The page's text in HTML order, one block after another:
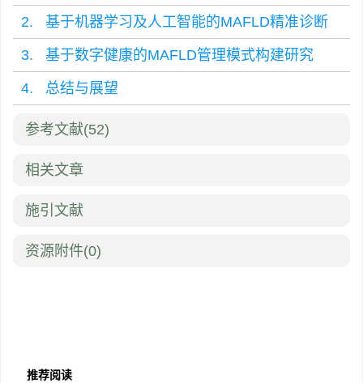
2. 基于机器学习及人工智能的MAFLD精准诊断
3. 基于数字健康的MAFLD管理模式构建研究
4. 总结与展望
参考文献(52)
相关文章
施引文献
资源附件(0)
推荐阅读